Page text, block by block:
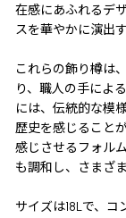
在感にあふれるデ
スを華やかに演出
これらの飾り樽は
り、職人の手によ
には、伝統的な模
歴史を感じること
感じさせるフォル
も調和し、さまざ
サイズは18Lで、